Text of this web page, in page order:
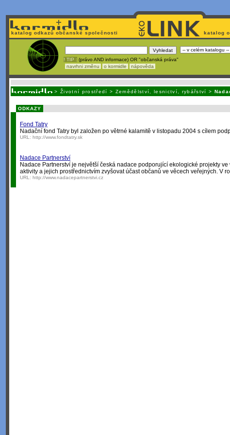
katalog odkazů občanské společnosti katalog
! TIP : (právo AND informace) OR "občanská práva"
navrhni změnu
o kormidle nápověda
> Životní prostředí > Zemědělství, lesnictví, rybářství >
ODKAZY
Fond Tatry
Nadační fond Tatry byl založen po větrné kalamitě v listopadu 2004 s cílem
URL: http://www.fondtatry.sk
Nadace Partnerství
Nadace Partnerství je největší česká nadace podporující ekologické projekty
aktivity a jejich prostřednictvím zvyšovat účast občanů ve věcech veřejných. V
URL: http://www.nadacepartnerstvi.cz